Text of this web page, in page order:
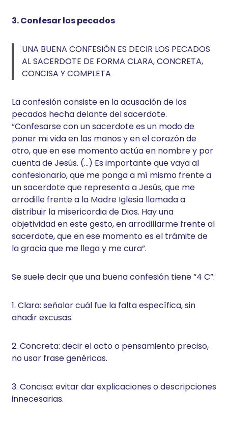
3. Confesar los pecados
UNA BUENA CONFESIÓN ES DECIR LOS PECADOS
AL SACERDOTE DE FORMA CLARA, CONCRETA,
CONCISA Y COMPLETA
La confesión consiste en la acusación de los
pecados hecha delante del sacerdote.
“Confesarse con un sacerdote es un modo de
poner mi vida en las manos y en el corazón de
otro, que en ese momento actúa en nombre y por
cuenta de Jesús. (…) Es importante que vaya al
confesionario, que me ponga a mí mismo frente a
un sacerdote que representa a Jesús, que me
arrodille frente a la Madre Iglesia llamada a
distribuir la misericordia de Dios. Hay una
objetividad en este gesto, en arrodillarme frente al
sacerdote, que en ese momento es el trámite de
la gracia que me llega y me cura”.
Se suele decir que una buena confesión tiene “4 C”:
1. Clara: señalar cuál fue la falta específica, sin
añadir excusas.
2. Concreta: decir el acto o pensamiento preciso,
no usar frase genéricas.
3. Concisa: evitar dar explicaciones o descripciones
innecesarias.